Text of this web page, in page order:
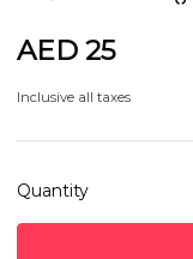
AED 25
Inclusive all taxes
Quantity